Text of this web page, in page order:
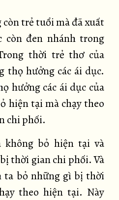
trẻ tuổi mà đã xuất
còn đen nhánh trong
thời trẻ thơ của
thọ hưởng các ái dục.
hưởng các ái dục của
hiện tại mà chạy theo
chi phối.
bỏ hiện tại và
thời gian chi phối. Và
ta bỏ những gì bị thời
theo hiện tại. Này